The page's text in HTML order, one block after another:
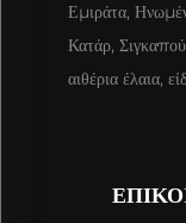
Εμιράτα,
Κατάρ,
αιθέρια έλαια,